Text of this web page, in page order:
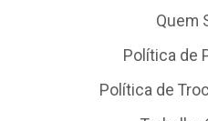
Quem
Política de
Política de